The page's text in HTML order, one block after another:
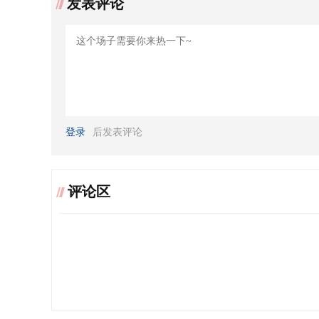
发表评论
登录 后发表评论
评论区